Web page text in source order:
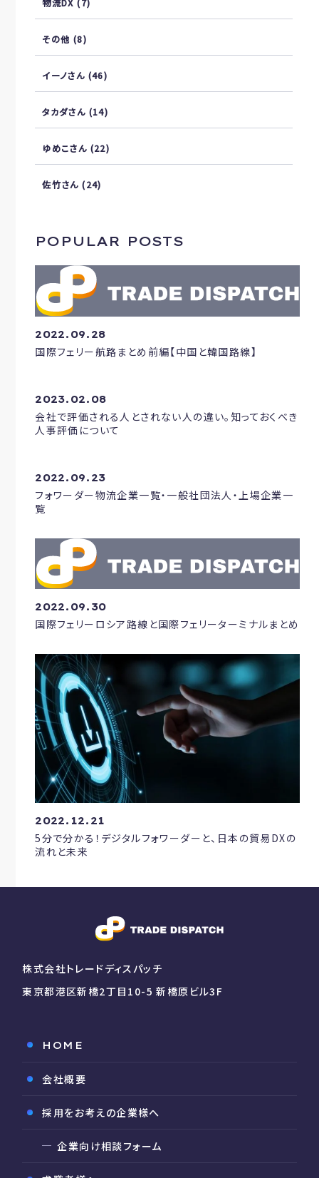
物流DX (7)
その他 (8)
イーノさん (46)
タカダさん (14)
ゆめこさん (22)
佐竹さん (24)
POPULAR POSTS
2022.09.28
国際フェリー航路まとめ前編【中国と韓国路線】
2023.02.08
会社で評価される人とされない人の違い。知っておくべき
人事評価について
2022.09.23
フォワーダー物流企業一覧・一般社団法人・上場企業一
覧
2022.09.30
国際フェリーロシア路線と国際フェリーターミナルまとめ
2022.12.21
5分で分かる！デジタルフォワーダーと、日本の貿易DXの
流れと未来
株式会社トレードディスパッチ
東京都港区新橋2丁目10-5 新橋原ビル3F
HOME
会社概要
採用をお考えの企業様へ
企業向け相談フォーム